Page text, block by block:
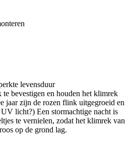
levensduur
bevestigen en houden het klimrek
jaar zijn de rozen flink uitgegroeid en
licht?) Een stormachtige nacht is
te vernielen, zodat het klimrek van
op de grond lag.